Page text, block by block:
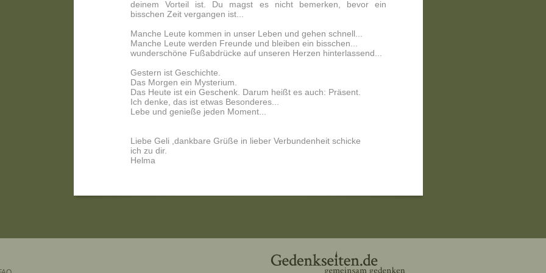
deinem Vorteil ist. Du magst es nicht bemerken, bevor ein
bisschen Zeit vergangen ist...
Manche Leute kommen in unser Leben und gehen schnell...
Manche Leute werden Freunde und bleiben ein bisschen...
wunderschöne Fußabdrücke auf unseren Herzen hinterlassend...
Gestern ist Geschichte.
Das Morgen ein Mysterium.
Das Heute ist ein Geschenk. Darum heißt es auch: Präsent.
Ich denke, das ist etwas Besonderes...
Lebe und genieße jeden Moment...
Liebe Geli ,dankbare Grüße in lieber Verbundenheit schicke
ich zu dir.
Helma